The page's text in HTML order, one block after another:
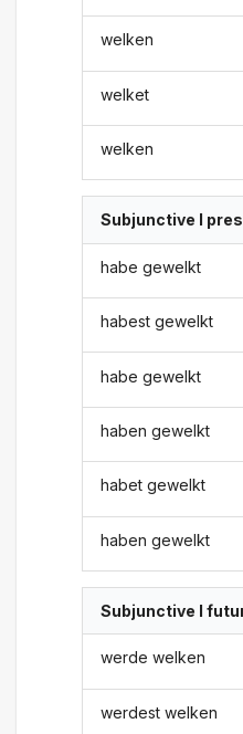
welken
welket
welken
Subjunctive I
habe gewelkt
habest gewelkt
habe gewelkt
haben gewelkt
habet gewelkt
haben gewelkt
Subjunctive I
werde welken
werdest welken